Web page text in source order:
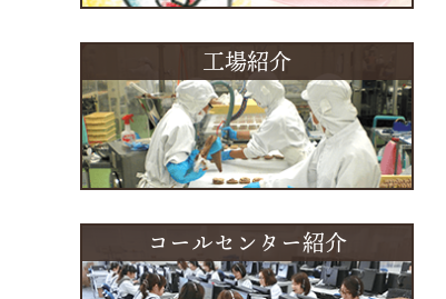
工場紹介
コールセンター紹介